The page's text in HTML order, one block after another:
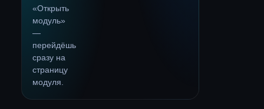
«Открыть
модуль»
—
перейдёшь
сразу на
страницу
модуля.